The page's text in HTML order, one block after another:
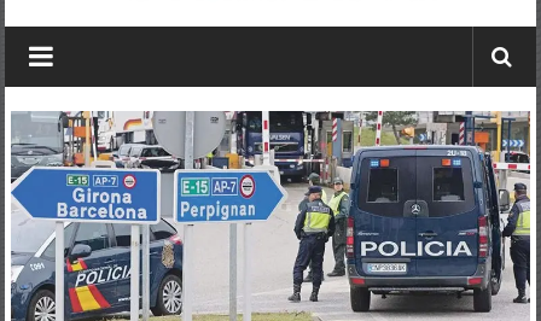
Wochenblatt
die
der
Kanarischen
Inseln